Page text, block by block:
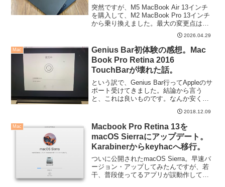
Neoが話題だけどAirもアリだと
思う。
突然ですが、M5 MacBook Air 13インチ
を購入して、M2 MacBook Pro 13インチ
から乗り換えました。最大の変更点は
「JISキーボード」だったりします。相変
わらずTimeMachineが優秀過ぎて、一瞬
で切り替えは完了...
2026.04.29
Mac
Genius Bar初体験の感想。Mac
Book Pro Retina 2016
TouchBarが壊れた話。
という訳で、Genius Bar行ってAppleのサ
ポート受けてきました。結論から言う
と、これは良いものです。なんか安く治
2018.12.09
Mac
Macbook Pro Retina 13を
macOS Sierraにアップデート。
Karabinerからkeyhacへ移行。
ついに公開されたmacOS Sierra。早速バ
ージョン・アップしてみたんですが、若
干、普段使ってるアプリが誤動作して困